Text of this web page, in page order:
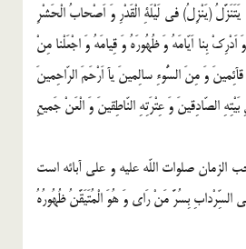
يَتَنَزَّلُ (يَنْزِلُ) فى لَيْلَةِ الْقَدْرِ وَ اَصْحابُ الْحَشْرِ
بِنا اَيّامَهُ وَ ظُهُورَهُ وَ قِيامَهُ وَ اجْعَلْنا مِنْ
قآئِمينَ وَ مِنَ السُّوءِ سالِمينَ يآ اَرْحَمَ الرّاحِمينَ
الصّادِقينَ وَ عِتْرَتِهِ النّاطِقينَ وَ الْعَنْ جَميعِ
صلوات اللّه عليه و على آبائه است
السِّرْدابِ بِسُرَّ مَنْ رَاى وَ هُوَ الْمُتَيَقَّنُ ظُهُورُهُ